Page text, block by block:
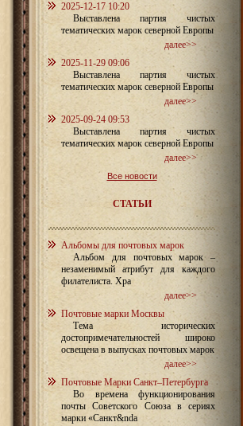
2025-12-17 10:20
Выставлена партия чистых
тематических марок северной Европы
далее>>
2025-11-29 09:06
Выставлена партия чистых
тематических марок северной Европы
далее>>
2025-09-24 09:53
Выставлена партия чистых
тематических марок северной Европы
далее>>
Все новости
СТАТЬИ
Альбомы для почтовых марок
Альбом для почтовых марок –
незаменимый атрибут для каждого
филателиста. Хра
далее>>
Почтовые марки Москвы
Тема исторических
достопримечательностей широко
освещена в выпусках почтовых марок
далее>>
Почтовые Марки Санкт–Петербурга
Во времена функционирования
почты Советского Союза в сериях
марки «Санкт&nda